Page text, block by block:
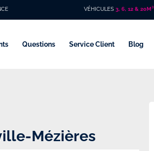
VÉHICULES 3, 6, 12 & 20M³
Questions Service Client Blog
Mézières